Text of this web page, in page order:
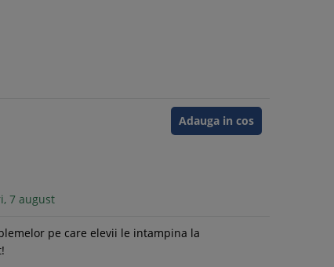
Adauga in cos
7 august
pe care elevii le intampina la